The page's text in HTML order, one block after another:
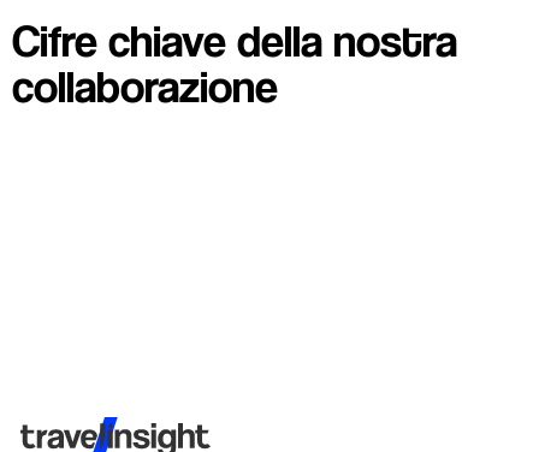
Cifre chiave della nostra
collaborazione
Travel Insight